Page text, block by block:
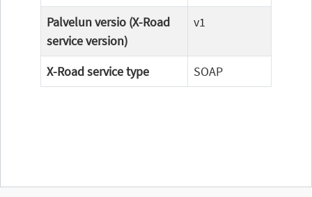
Palvelun versio (X-Road
service version)
v1
X-Road service type SOAP